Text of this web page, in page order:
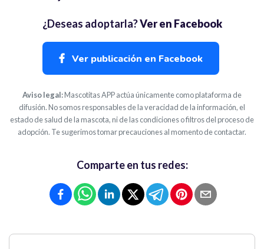
¿Deseas adoptarla?Ver en Facebook
Ver publicación en Facebook
Aviso legal:Mascotitas APP actúa únicamente como plataforma de
difusión. No somos responsables de la veracidad de la información, el
estado de salud de la mascota, ni de las condiciones o filtros del proceso de
adopción. Te sugerimos tomar precauciones al momento de contactar.
Comparte en tus redes: